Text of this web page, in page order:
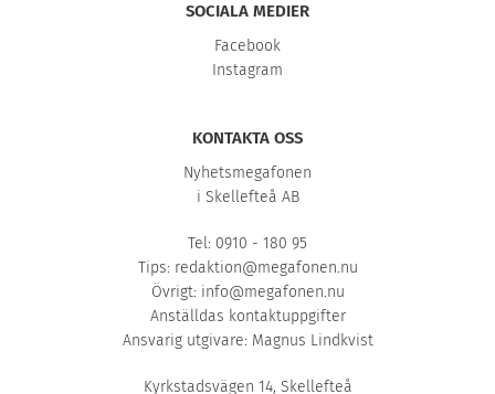
SOCIALA MEDIER
Facebook
Instagram
KONTAKTA OSS
Nyhetsmegafonen
i Skellefteå AB
Tel: 0910 - 180 95
Tips: redaktion@megafonen.nu
Övrigt: info@megafonen.nu
Anställdas kontaktuppgifter
Ansvarig utgivare: Magnus Lindkvist
Kyrkstadsvägen 14, Skellefteå